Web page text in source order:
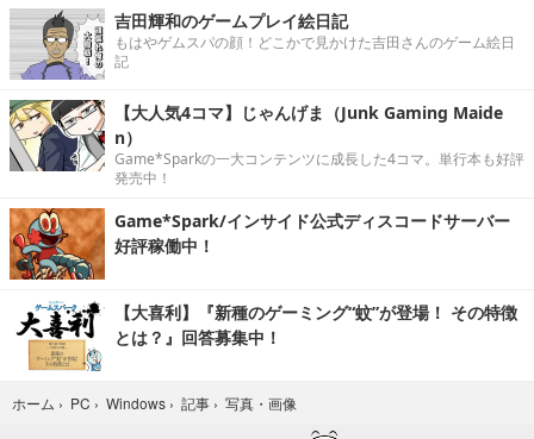
吉田輝和のゲームプレイ絵日記
もはやゲムスパの顔！どこかで見かけた吉田さんのゲーム絵日
記
【大人気4コマ】じゃんげま（Junk Gaming Maide
n）
Game*Sparkの一大コンテンツに成長した4コマ。単行本も好評
発売中！
Game*Spark/インサイド公式ディスコードサーバー
好評稼働中！
【大喜利】『新種のゲーミング“蚊”が登場！ その特徴
とは？』回答募集中！
ホーム › PC › Windows › 記事 › 写真・画像